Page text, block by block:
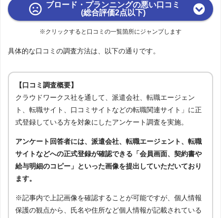
ブロード・プランニングの悪い口コミ
(総合評価2点以下)
※クリックすると口コミの一覧箇所にジャンプします
具体的な口コミの調査方法は、以下の通りです。
【口コミ調査概要】
クラウドワークス社を通して、派遣会社、転職エージェン
ト、転職サイト、口コミサイトなどの転職関連サイト」に正
式登録している方を対象にしたアンケート調査を実施。
アンケート回答者には、派遣会社、転職エージェント、転職
サイトなどへの正式登録が確認できる「会員画面、契約書や
給与明細のコピー」といった画像を提出していただいており
ます。
※記事内で上記画像を確認することが可能ですが、個人情報
保護の観点から、氏名や住所など個人情報が記載されている